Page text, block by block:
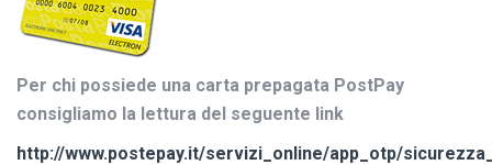
Per chi possiede una carta prepagata PostPay
consigliamo la lettura del seguente link
http://www.postepay.it/servizi_online/app_otp/